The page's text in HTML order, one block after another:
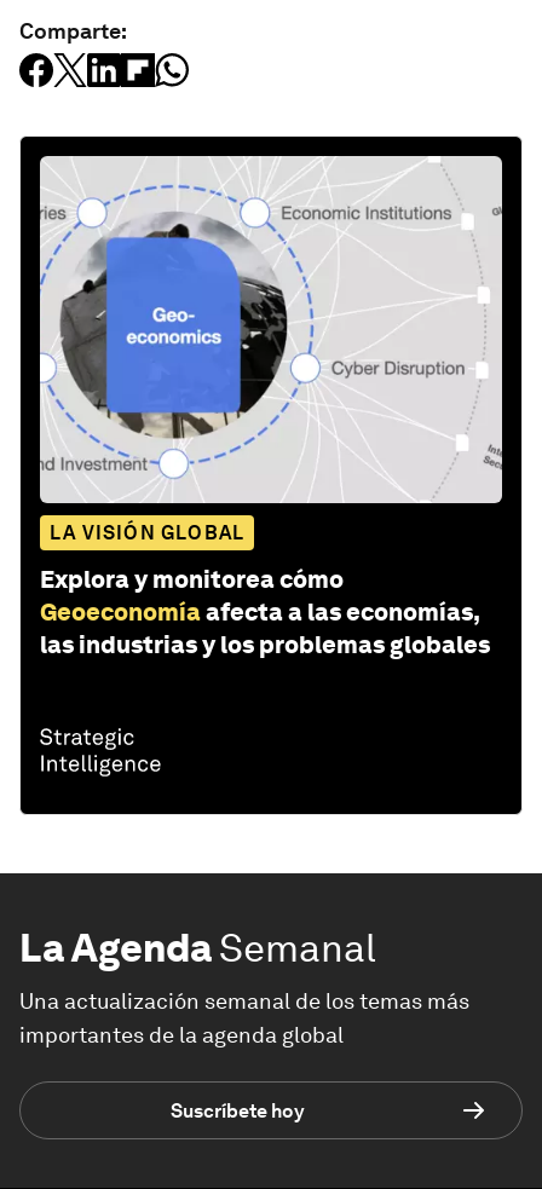
Comparte:
LA VISIÓN GLOBAL
Explora y monitorea cómo
Geoeconomíaafecta a las economías,
las industrias y los problemas globales
La AgendaSemanal
Una actualización semanal de los temas más
importantes de la agenda global
Suscríbete hoy